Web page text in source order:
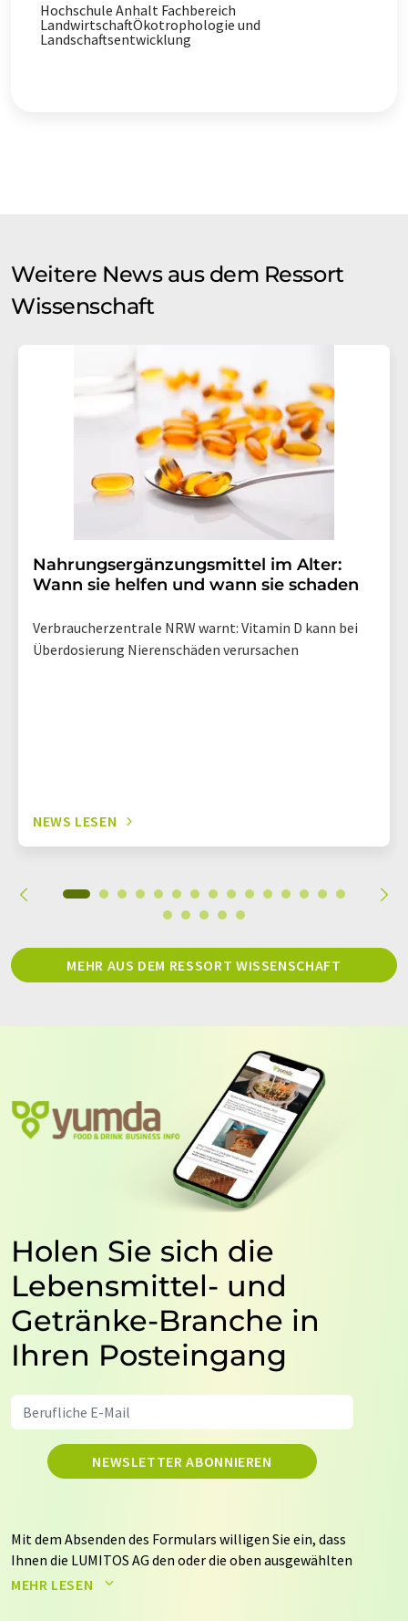
enzymatische Hydrolyse
Hochschule Anhalt Fachbereich
LandwirtschaftÖkotrophologie und
Landschaftsentwicklung
Weitere News aus dem Ressort
Wissenschaft
Nahrungsergänzungsmittel im Alter:
Wann sie helfen und wann sie schaden
Verbraucherzentrale NRW warnt: Vitamin D kann bei
Überdosierung Nierenschäden verursachen
NEWS LESEN
MEHR AUS DEM RESSORT WISSENSCHAFT
Holen Sie sich die
Lebensmittel- und
Getränke-Branche in
Ihren Posteingang
NEWSLETTER ABONNIEREN
Mit dem Absenden des Formulars willigen Sie ein, dass
Ihnen die LUMITOS AG den oder die oben ausgewählten
Newsletter per E-Mail zusendet. Ihre Daten werden
MEHR LESEN